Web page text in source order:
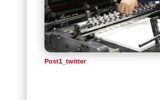
Post1_twitter